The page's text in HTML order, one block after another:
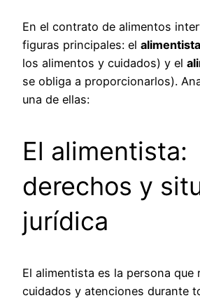
En el contrato de alimentos
figuras principales: el alimentista
los alimentos y cuidados) y el
se obliga a proporcionarlos).
una de ellas:
El alimentista:
derechos y
jurídica
El alimentista es la persona que
cuidados y atenciones durante